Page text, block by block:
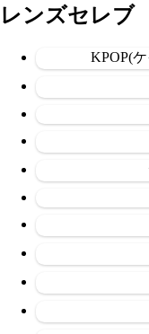
レンズセレブ
KPOP(